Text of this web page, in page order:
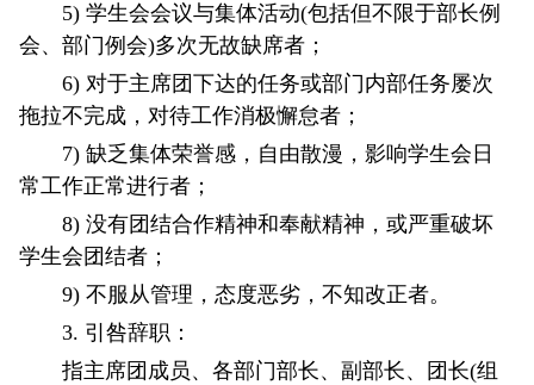
5) 学生会会议与集体活动(包括但不限于部长例
会、部门例会)多次无故缺席者；
6) 对于主席团下达的任务或部门内部任务屡次
拖拉不完成，对待工作消极懈怠者；
7) 缺乏集体荣誉感，自由散漫，影响学生会日
常工作正常进行者；
8) 没有团结合作精神和奉献精神，或严重破坏
学生会团结者；
9) 不服从管理，态度恶劣，不知改正者。
3. 引咎辞职：
指主席团成员、各部门部长、副部长、团长(组